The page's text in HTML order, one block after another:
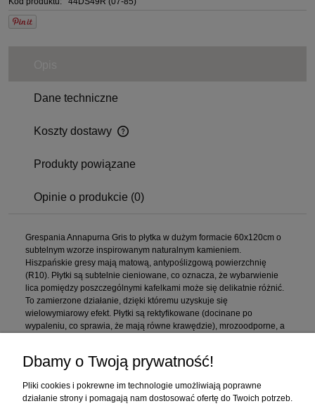
Dane techniczne
Koszty dostawy
Produkty powiązane
Opinie o produkcie (0)
Grespania Annapurna Gris to płytka w dużym formacie 60x120cm o
subtelnym wzorze inspirowanym naturalnym kamieniem.
Hiszpańskie gresy mają matową, antypoślizgową powierzchnię
(R10). Płytki są subtelnie cieniowane, co oznacza, że wybarwienie
lica pomiędzy poszczególnymi kafelkami może się delikatnie różnić.
To zamierzone działanie, dzięki któremu uzyskuje się
wielowymiarowy efekt. Płytki są rektyfikowane (docinane po
wypaleniu, co sprawia, że mają równe krawędzie), mrozoodporne, a
Zakupy
Dbamy o Twoją prywatność!
Pliki cookies i pokrewne im technologie umożliwiają poprawne
działanie strony i pomagają nam dostosować ofertę do Twoich potrzeb.